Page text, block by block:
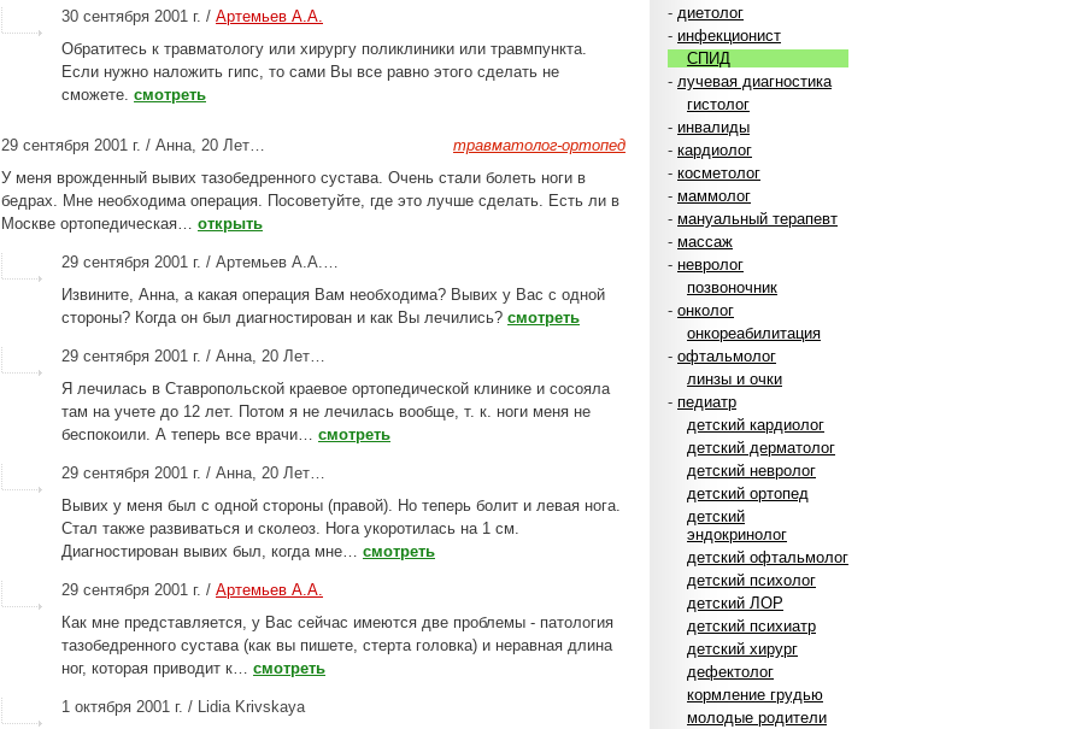
- диетолог
- инфекционист
СПИД
- лучевая диагностика
гистолог
- инвалиды
- кардиолог
- косметолог
- маммолог
- мануальный терапевт
- массаж
- невролог
позвоночник
- онколог
онкореабилитация
- офтальмолог
линзы и очки
- педиатр
детский кардиолог
детский дерматолог
детский невролог
детский ортопед
детский
эндокринолог
детский офтальмолог
детский психолог
детский ЛОР
детский психиатр
детский хирург
дефектолог
кормление грудью
молодые родители
30 сентября 2001 г. / Артемьев А.А.
Обратитесь к травматологу или хирургу поликлиники или травмпункта.
Если нужно наложить гипс, то сами Вы все равно этого сделать не
сможете. смотреть
травматолог-ортопед
29 сентября 2001 г. / Анна, 20 Лет…
У меня врожденный вывих тазобедренного сустава. Очень стали болеть ноги в
бедрах. Мне необходима операция. Посоветуйте, где это лучше сделать. Есть ли в
Москве ортопедическая… открыть
29 сентября 2001 г. / Артемьев А.А.…
Извините, Анна, а какая операция Вам необходима? Вывих у Вас с одной
стороны? Когда он был диагностирован и как Вы лечились? смотреть
29 сентября 2001 г. / Анна, 20 Лет…
Я лечилась в Ставропольской краевое ортопедической клинике и сосояла
там на учете до 12 лет. Потом я не лечилась вообще, т. к. ноги меня не
беспокоили. А теперь все врачи… смотреть
29 сентября 2001 г. / Анна, 20 Лет…
Вывих у меня был с одной стороны (правой). Но теперь болит и левая нога.
Стал также развиваться и сколеоз. Нога укоротилась на 1 см.
Диагностирован вывих был, когда мне… смотреть
29 сентября 2001 г. / Артемьев А.А.
Как мне представляется, у Вас сейчас имеются две проблемы - патология
тазобедренного сустава (как вы пишете, стерта головка) и неравная длина
ног, которая приводит к… смотреть
1 октября 2001 г. / Lidia Krivskaya